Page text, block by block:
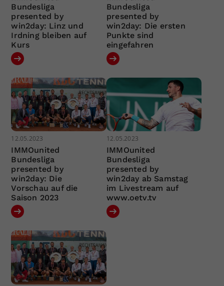
Bundesliga
presented by
win2day: Linz und
Irdning bleiben auf
Kurs
Bundesliga
presented by
win2day: Die ersten
Punkte sind
eingefahren
12.05.2023
IMMOunited
Bundesliga
presented by
win2day: Die
Vorschau auf die
Saison 2023
12.05.2023
IMMOunited
Bundesliga
presented by
win2day ab Samstag
im Livestream auf
www.oetv.tv